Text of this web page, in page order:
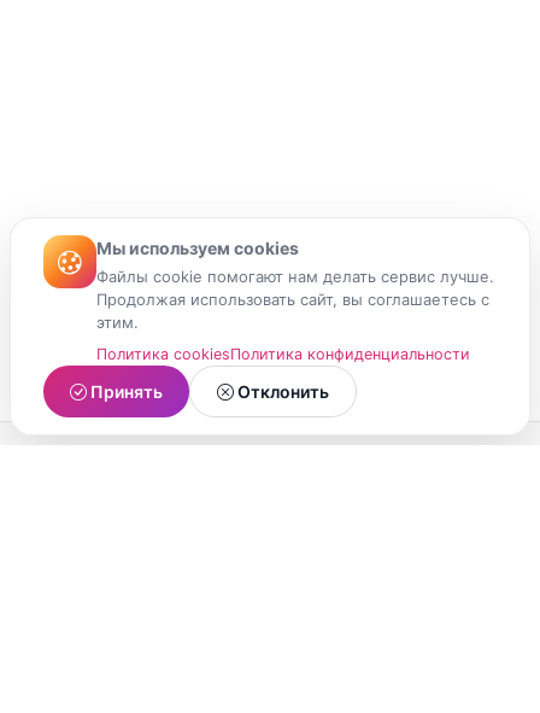
Мы используем cookies
Файлы cookie помогают нам делать сервис лучше.
Продолжая использовать сайт, вы соглашаетесь с
этим.
Политика cookiesПолитика конфиденциальности
Принять Отклонить